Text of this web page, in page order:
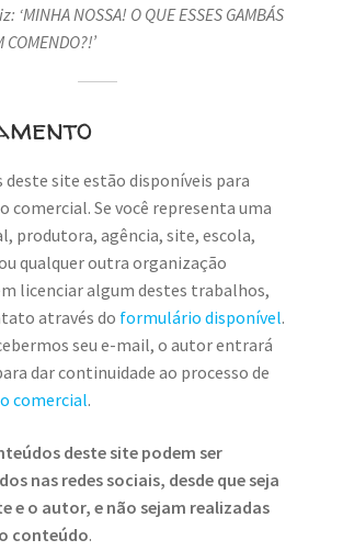
‘MINHA NOSSA! O QUE ESSES GAMBÁS
COMENDO?!’
deste site estão disponíveis para
comercial. Se você representa uma
produtora, agência, site, escola,
qualquer outra organização
licenciar algum destes trabalhos,
através do formulário disponível.
seu e-mail, o autor entrará
dar continuidade ao processo de
comercial.
deste site podem ser
nas redes sociais, desde que seja
e o autor, e não sejam realizadas
conteúdo.